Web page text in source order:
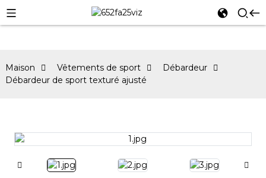
Maison Vêtements de sport
Débardeur
Débardeur de sport texturé ajusté